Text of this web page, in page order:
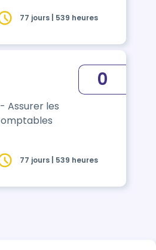
77 jours | 539 heures
Assurer les
0
77 jours | 539 heures